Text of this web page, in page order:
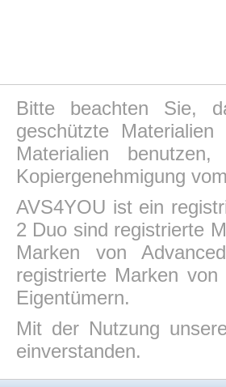
Bitte beachten Sie,
geschützte
Materialien
Kopiergenehmigung
AVS4YOU ist ein
2 Duo sind registrierte
Marken von
registrierte Marken
Eigentümern.
Mit der Nutzung
einverstanden.